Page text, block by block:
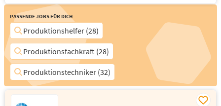
Passende Jobs für Dich
Produktionshelfer (28)
Produktionsfachkraft (28)
Produktionstechniker (32)